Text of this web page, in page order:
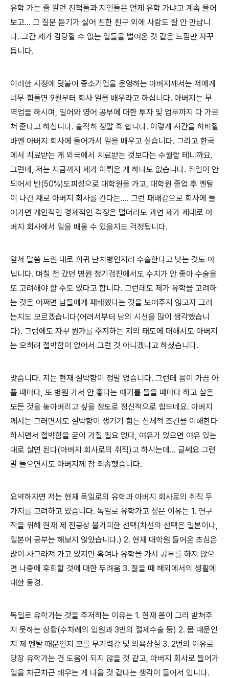
유학 가는 줄 알던 친척들과 지인들은 언제 유학 가냐고 계속 물어
보고... 그 질문 듣기가 싫어 친한 친구 외에 사람도 잘 안 만납니
다. 그간 제가 감당할 수 없는 일들을 벌여온 것 같은 느낌만 자꾸
듭니다.
이러한 사정에 덧붙여 중소기업을 운영하는 아버지께서는 저에게
너무 힘들면 9월부터 회사 일을 배우라고 하십니다. 아버지는 무
역업을 하시며, 일어와 영어 공부에 대한 투자 및 업무까지 다 가르
쳐 준다고 하십니다. 솔직히 정말 혹 합니다. 이렇게 시간을 허비할
바엔 아버지 회사에 들어가서 일을 배우고 싶습니다. 그리고 한국
에서 치료받는 게 외국에서 치료받는 것보다는 수월할 테니까요.
그런데 , 저는 지금까지 제가 이뤄온 게 하나도 없습니다. 취업이 안
되어서 반(50%)도피성으로 대학원을 가고, 대학원 졸업 후 멘탈
이 나간 채로 아버지 회사를 간다는.... 그런 패배감으로 회사에 들
어가면 개인적인 경제적인 걱정은 덜더라도 과연 제가 제대로 아
버지 회사에서 일을 배울 수 있을지도 걱정됩니다.
앞서 말씀 드린 대로 희귀 난치병인지라 수술한다고 낫는 것도 아
닙니다. 며칠 전 갔던 병원 정기검진에서도 수치가 안 좋아 수술을
또 고려해야 할 수도 있다고 합니다. 그런데도 제가 유학을 고려하
는 것은 어쩌면 남들에게 패배했다는 것을 보여주지 않고자 그러
는지도 모르겠습니다(어려서부터 남의 시선을 많이 생각했습니
다). 그럼에도 자꾸 뭔가를 주저하는 저의 태도에 대해서도 아버지
는 오히려 절박함이 없어서 그런 것 아니겠냐고 하셨습니다.
맞습니다. 저는 현재 절박함이 정말 없습니다. 그런데 몸이 가끔 아
플 때마다, 또 병원 가서 안 좋다는 얘기를 들을 때마다 하고 싶은
모든 것을 놓아버리고 싶을 정도로 정신적으로 힘드네요. 아버지
께서는 그러면서도 절박함이 생기기 힘든 신체적 조건을 이해한다
하시면서 절박함을 굳이 가질 필요 없다, 여유가 있으면 여유 있는
대로 살면 된다(아버지 회사로의 취직)고 하시는데 ... 글쎄요 그런
말 들으면서도 아버지께 참 죄송했습니다.
요약하자면 저는 현재 독일로의 유학과 아버지 회사로의 취직 두
가지를 고려하고 있습니다. 독일로 유학가고 싶은 이유는 1. 연구
직을 위해 현재 제 전공상 불가피한 선택(차선의 선택은 일본이나,
일본어 공부는 해보지 않았습니다.) 2. 현재 대학원 들어온 초심은
많이 사그라져 가고 있지만 혹여나 유학을 가서 공부를 하지 않으
면 나중에 후회할 것에 대한 두려움 3. 젊을 때 해외에서의 생활에
대한 동경.
독일로 유학가는 것을 주저하는 이유는 1. 현재 몸이 그리 받쳐주
지 못하는 상황(수차례의 입원과 3번의 절제수술 등) 2. 몸 때문인
지 제 멘탈 때문인지 모를 무기력감 및 의욕상실 3. 2번의 이유로
당장 유학가는 건 도움이 되지 않을 것 같고, 아버지 회사로 들어가
일을 차근차근 배우는 게 나을 것 같다는 생각이 들어서 입니다.